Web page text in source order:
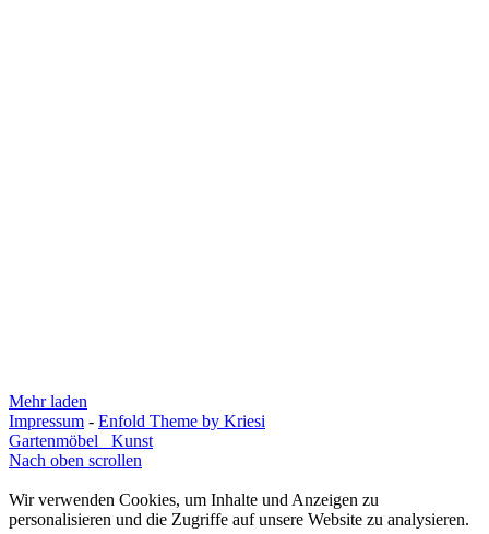
Mehr laden
Impressum - Enfold Theme by Kriesi
Gartenmöbel
Kunst
Nach oben scrollen
Wir verwenden Cookies, um Inhalte und Anzeigen zu
personalisieren und die Zugriffe auf unsere Website zu analysieren.